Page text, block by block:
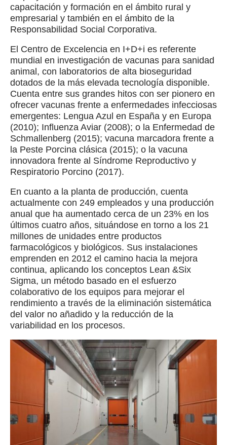
capacitación y formación en el ámbito rural y
empresarial y también en el ámbito de la
Responsabilidad Social Corporativa.
El Centro de Excelencia en I+D+i es referente
mundial en investigación de vacunas para sanidad
animal, con laboratorios de alta bioseguridad
dotados de la más elevada tecnología disponible.
Cuenta entre sus grandes hitos con ser pionero en
ofrecer vacunas frente a enfermedades infecciosas
emergentes: Lengua Azul en España y en Europa
(2010); Influenza Aviar (2008); o la Enfermedad de
Schmallenberg (2015); vacuna marcadora frente a
la Peste Porcina clásica (2015); o la vacuna
innovadora frente al Síndrome Reproductivo y
Respiratorio Porcino (2017).
En cuanto a la planta de producción, cuenta
actualmente con 249 empleados y una producción
anual que ha aumentado cerca de un 23% en los
últimos cuatro años, situándose en torno a los 21
millones de unidades entre productos
farmacológicos y biológicos. Sus instalaciones
emprenden en 2012 el camino hacia la mejora
continua, aplicando los conceptos Lean &Six
Sigma, un método basado en el esfuerzo
colaborativo de los equipos para mejorar el
rendimiento a través de la eliminación sistemática
del valor no añadido y la reducción de la
variabilidad en los procesos.